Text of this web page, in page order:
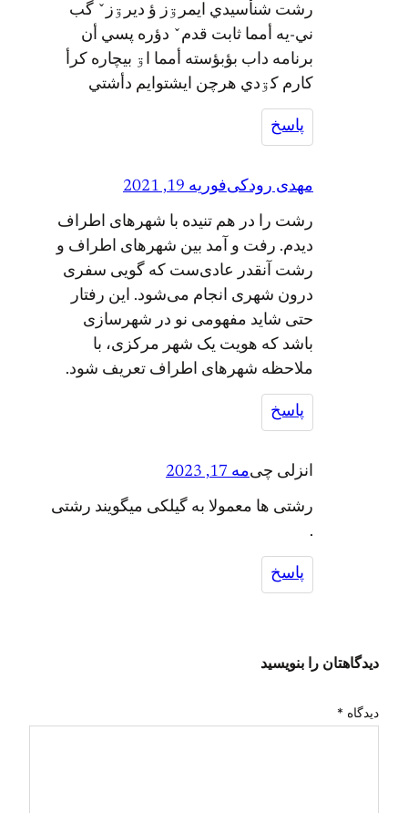
رشت شنأسيدي ايمرۊز ؤ ديرۊزˇ گب
ني-يه أمما ثابت قدمˇ دؤره پسي أن
برنامه داب بؤبؤسته أمما اۊ بيچاره کرأ
کارم کۊدي هرچن ايشتوايم دأشتي
پاسخ
مهدی رودکیفوریه 19, 2021
رشت را در هم تنیده با شهرهای اطراف
دیدم. رفت و آمد بین شهرهای اطراف و
رشت آنقدر عادی‌ست که گویی سفری
درون شهری انجام می‌شود. این رفتار
حتی شاید مفهومی نو در شهرسازی
باشد که هویت یک شهر مرکزی، با
ملاحظه شهرهای اطراف تعریف شود.
پاسخ
انزلی چیمه 17, 2023
رشتی ها معمولا به گیلکی میگویند رشتی
.
پاسخ
دیدگاهتان را بنویسید
دیدگاه *